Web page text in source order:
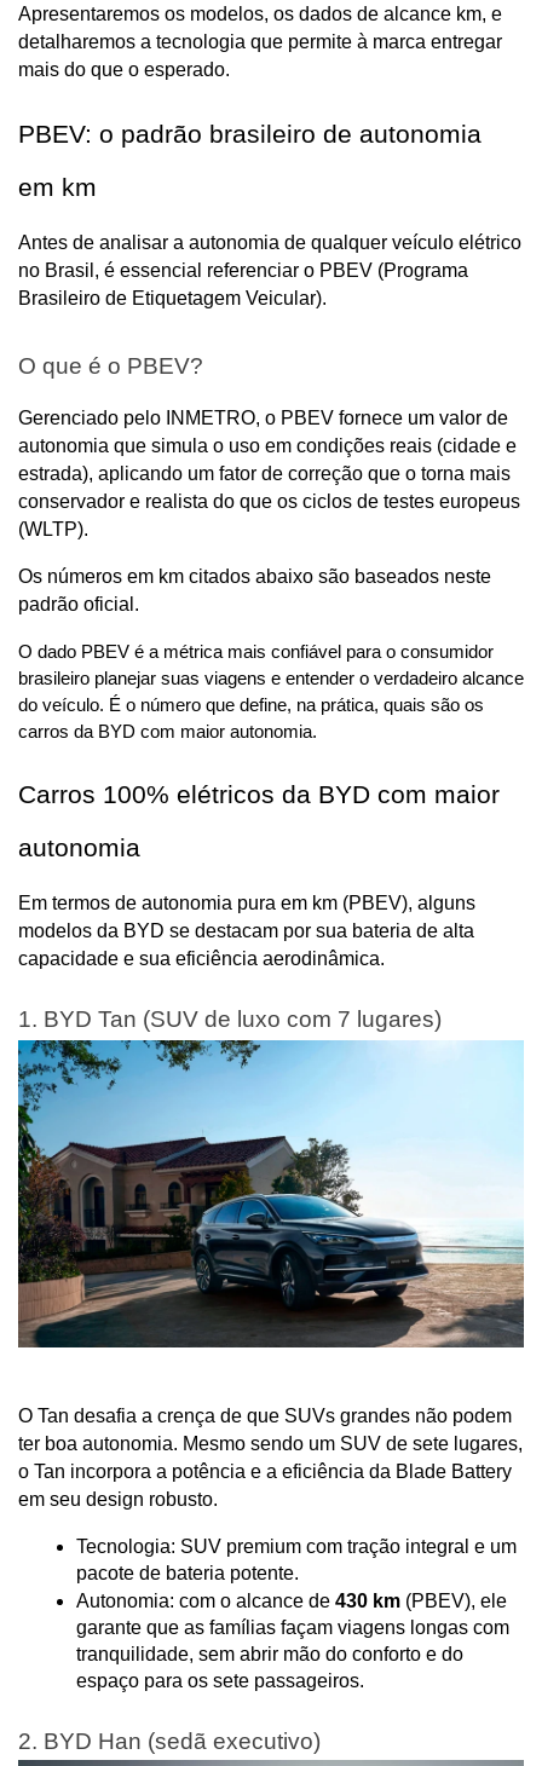
Apresentaremos os modelos, os dados de alcance km, e
detalharemos a tecnologia que permite à marca entregar
mais do que o esperado.
PBEV: o padrão brasileiro de autonomia
em km
Antes de analisar a autonomia de qualquer veículo elétrico
no Brasil, é essencial referenciar o PBEV (Programa
Brasileiro de Etiquetagem Veicular).
O que é o PBEV?
Gerenciado pelo INMETRO, o PBEV fornece um valor de
autonomia que simula o uso em condições reais (cidade e
estrada), aplicando um fator de correção que o torna mais
conservador e realista do que os ciclos de testes europeus
(WLTP).
Os números em km citados abaixo são baseados neste
padrão oficial.
O dado PBEV é a métrica mais confiável para o consumidor
brasileiro planejar suas viagens e entender o verdadeiro alcance
do veículo. É o número que define, na prática, quais são os
carros da BYD com maior autonomia.
Carros 100% elétricos da BYD com maior
autonomia
Em termos de autonomia pura em km (PBEV), alguns
modelos da BYD se destacam por sua bateria de alta
capacidade e sua eficiência aerodinâmica.
1. BYD Tan (SUV de luxo com 7 lugares)
O Tan desafia a crença de que SUVs grandes não podem
ter boa autonomia. Mesmo sendo um SUV de sete lugares,
o Tan incorpora a potência e a eficiência da Blade Battery
em seu design robusto.
Tecnologia: SUV premium com tração integral e um
pacote de bateria potente.
Autonomia: com o alcance de 430 km (PBEV), ele
garante que as famílias façam viagens longas com
tranquilidade, sem abrir mão do conforto e do
espaço para os sete passageiros.
2. BYD Han (sedã executivo)